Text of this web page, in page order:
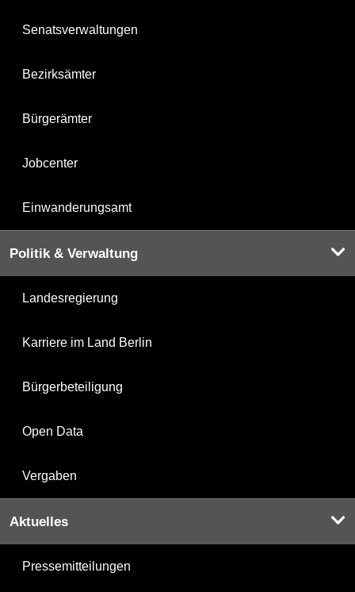
Senatsverwaltungen
Bezirksämter
Bürgerämter
Jobcenter
Einwanderungsamt
Politik & Verwaltung
Landesregierung
Karriere im Land Berlin
Bürgerbeteiligung
Open Data
Vergaben
Aktuelles
Pressemitteilungen